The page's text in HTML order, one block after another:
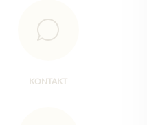
KONTAKT